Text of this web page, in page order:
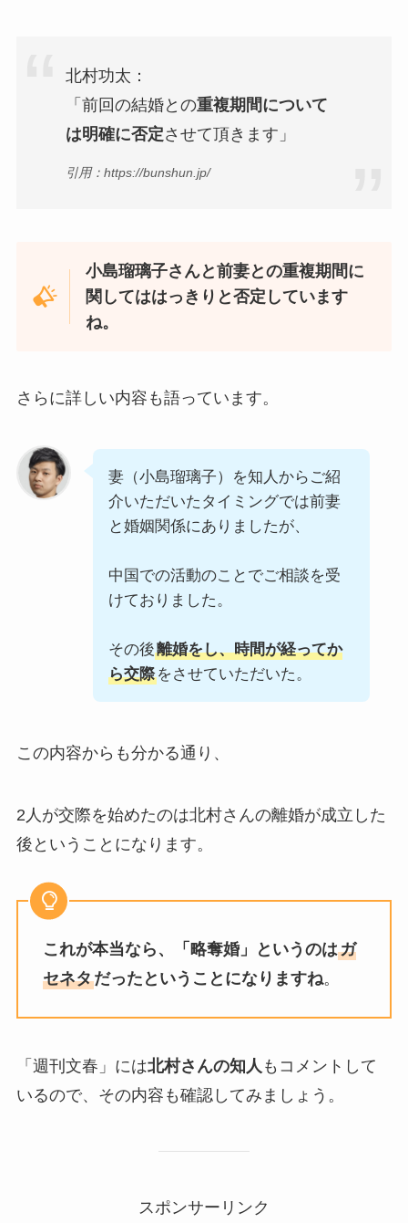
北村功太：
「前回の結婚との重複期間について
は明確に否定させて頂きます」
引用：https://bunshun.jp/
小島瑠璃子さんと前妻との重複期間に
関してははっきりと否定しています
ね。
さらに詳しい内容も語っています。
妻（小島瑠璃子）を知人からご紹
介いただいたタイミングでは前妻
と婚姻関係にありましたが、
中国での活動のことでご相談を受
けておりました。
その後離婚をし、時間が経ってか
ら交際をさせていただいた。
この内容からも分かる通り、
2人が交際を始めたのは北村さんの離婚が成立した
後ということになります。
これが本当なら、「略奪婚」というのはガ
セネタだったということになりますね。
「週刊文春」には北村さんの知人 もコメントして
いるので、その内容も確認してみましょう。
スポンサーリンク